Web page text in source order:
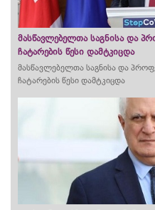
მასწავლებელთა საგნისა და
ჩატარების წესი დამტკიცდა
მასწავლებელთა საგნისა და
ჩატარების წესი დამტკიცდა